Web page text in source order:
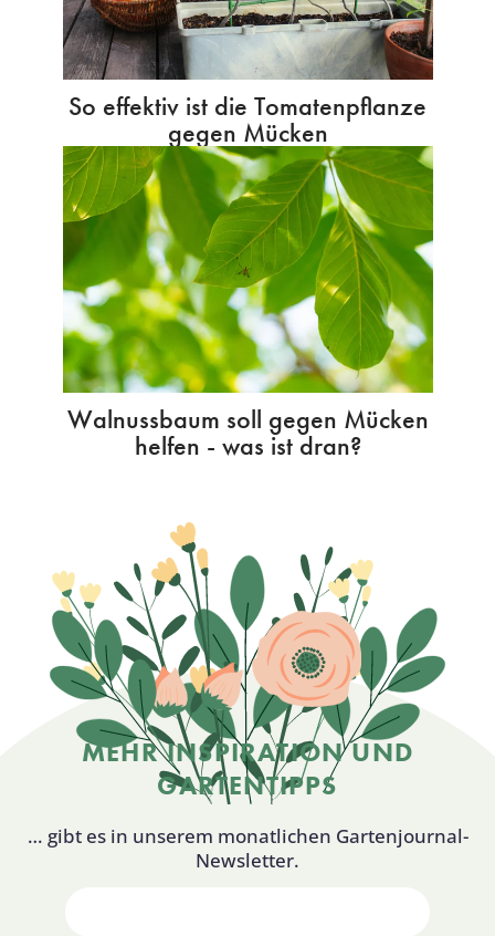
So effektiv ist die Tomatenpflanze
gegen Mücken
Walnussbaum soll gegen Mücken
helfen - was ist dran?
MEHR INSPIRATION UND
GARTENTIPPS
… gibt es in unserem monatlichen Gartenjournal-
Newsletter.